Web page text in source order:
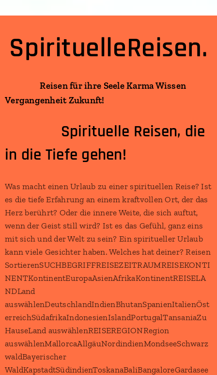
SpirituelleReisen.
Reisen für ihre Seele Karma Wissen
Vergangenheit Zukunft!
Spirituelle Reisen, die
in die Tiefe gehen!
Was macht einen Urlaub zu einer spirituellen Reise? Ist
es die tiefe Erfahrung an einem kraftvollen Ort, der das
Herz berührt? Oder die innere Weite, die sich auftut,
wenn der Geist still wird? Ist es das Gefühl, ganz eins
mit sich und der Welt zu sein? Ein spiritueller Urlaub
kann viele Gesichter haben. Welches hat deiner? Reisen
SortierenSUCHBEGRIFFREISEZEITRAUMREISEKONTI
NENTKontinentEuropaAsienAfrikaKontinentREISELA
NDLand
auswählenDeutschlandIndienBhutanSpanienItalienÖst
erreichSüdafrikaIndonesienIslandPortugalTansaniaZu
HauseLand auswählenREISEREGIONRegion
auswählenMallorcaAllgäuNordindienMondseeSchwarz
waldBayerischer
WaldKapstadtSüdindienToskanaBaliBangaloreGardasee